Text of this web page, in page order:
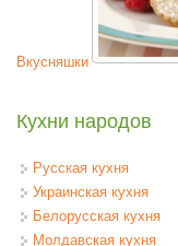
Вкусняшки
Кухни народов
Русская кухня
Украинская кухня
Белорусская кухня
Молдавская кухня